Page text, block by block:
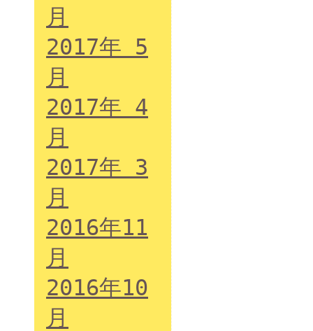
月
2017年 5
月
2017年 4
月
2017年 3
月
2016年11
月
2016年10
月